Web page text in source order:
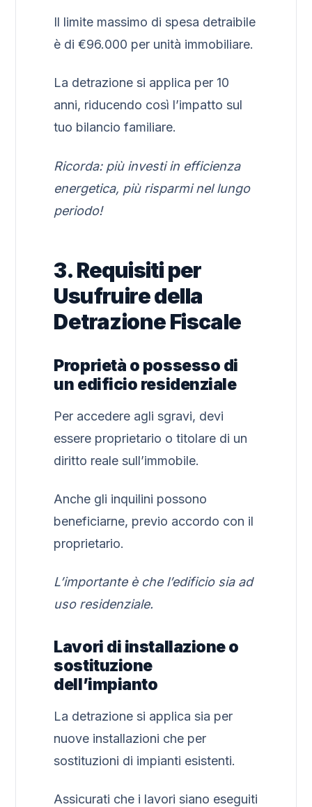
Il limite massimo di spesa detraibile
è di €96.000 per unità immobiliare.
La detrazione si applica per 10
anni, riducendo così l’impatto sul
tuo bilancio familiare.
Ricorda: più investi in efficienza
energetica, più risparmi nel lungo
periodo!
3. Requisiti per
Usufruire della
Detrazione Fiscale
Proprietà o possesso di
un edificio residenziale
Per accedere agli sgravi, devi
essere proprietario o titolare di un
diritto reale sull’immobile.
Anche gli inquilini possono
beneficiarne, previo accordo con il
proprietario.
L’importante è che l’edificio sia ad
uso residenziale.
Lavori di installazione o
sostituzione
dell’impianto
La detrazione si applica sia per
nuove installazioni che per
sostituzioni di impianti esistenti.
Assicurati che i lavori siano eseguiti